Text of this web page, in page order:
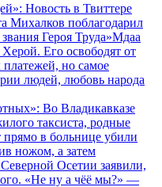
Новость в Твиттере
Михалков поблагодарил
Героя Труда»Мдаа
Его освободят от
но самое
людей, любовь народа
Во Владикавказе
таксиста, родные
прямо в больнице убили
ножом, а затем
Осетии заявили,
«Не ну а чёё мы?» —